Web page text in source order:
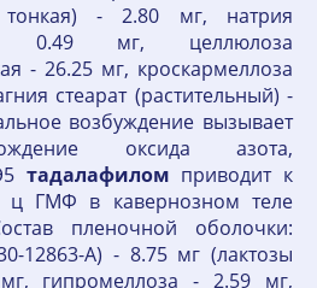
тонкая) - 2.80 мг, натрия
- 0.49 мг, целлюлоза
- 26.25 мг, кроскармеллоза
стеарат (растительный) -
возбуждение вызывает
оксида азота,
тадалафилом приводит к
ГМФ в кавернозном теле
пленочной оболочки:
12863-A) - 8.75 мг (лактозы
гипромеллоза - 2.59 мг,